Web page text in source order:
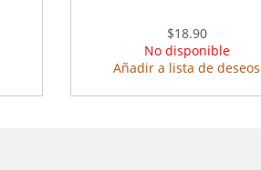
$18.90
No disponible
Añadir a lista de deseos